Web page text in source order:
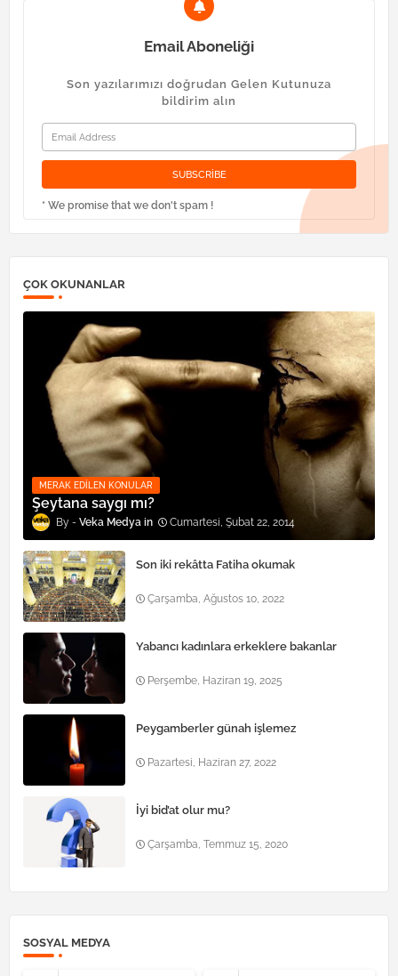
Email Aboneliği
Son yazılarımızı doğrudan Gelen Kutunuza
bildirim alın
* We promise that we don't spam !
ÇOK OKUNANLAR
MERAK EDILEN KONULAR
Şeytana saygı mı?
Veka Medya Cumartesi, Şubat 22, 2014
Son iki rekâtta Fatiha okumak
Çarşamba, Ağustos 10, 2022
Yabancı kadınlara erkeklere bakanlar
Perşembe, Haziran 19, 2025
Peygamberler günah işlemez
Pazartesi, Haziran 27, 2022
İyi bid’at olur mu?
Çarşamba, Temmuz 15, 2020
SOSYAL MEDYA